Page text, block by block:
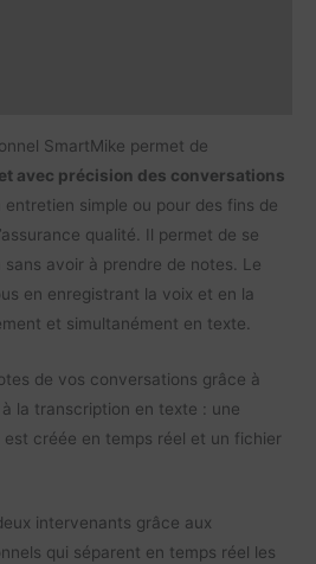
SmartMike permet de
avec précision des conversations
entretien simple ou pour des fins de
qualité. Il permet de se
sans avoir à prendre de notes. Le
en enregistrant la voix et en la
et simultanément en texte.
de vos conversations grâce à
la transcription en texte : une
créée en temps réel et un fichier
intervenants grâce aux
qui séparent en temps réel les